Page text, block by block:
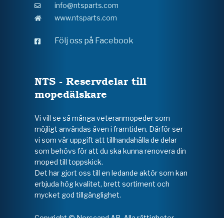
info@ntsparts.com
www.ntsparts.com
Följ oss på Facebook
NTS - Reservdelar till
mopedälskare
Vi vill se så många veteranmopeder som
möjligt användas även i framtiden. Därför ser
vi som vår uppgift att tillhandahålla de delar
som behövs för att du ska kunna renovera din
moped till toppskick.
Det har gjort oss till en ledande aktör som kan
erbjuda hög kvalitet, brett sortiment och
mycket god tillgänglighet.